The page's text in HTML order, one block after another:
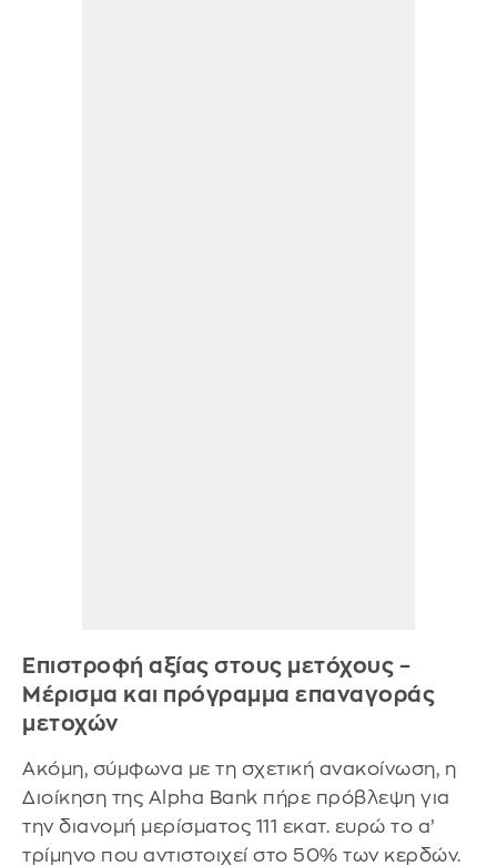
Επιστροφή αξίας στους μετόχους –
Μέρισμα και πρόγραμμα επαναγοράς
μετοχών
Ακόμη, σύμφωνα με τη σχετική ανακοίνωση, η
Διοίκηση της Alpha Bank πήρε πρόβλεψη για
την διανομή μερίσματος 111 εκατ. ευρώ το α’
τρίμηνο που αντιστοιχεί στο 50% των κερδών.